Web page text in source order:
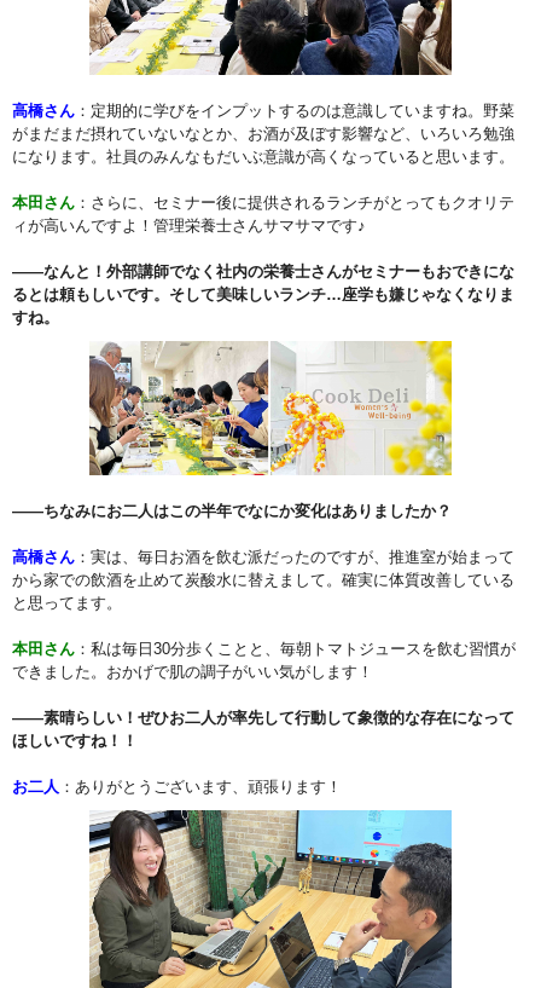
高橋さん ：定期的に学びをインプットするのは意識していますね。野菜
がまだまだ摂れていないなとか、お酒が及ぼす影響など、いろいろ勉強
になります。社員のみんなもだいぶ意識が高くなっていると思います。
本田さん ：さらに、セミナー後に提供されるランチがとってもクオリテ
ィが高いんですよ！管理栄養士さんサマサマです♪
――なんと！外部講師でなく社内の栄養士さんがセミナーもおできにな
るとは頼もしいです。そして美味しいランチ…座学も嫌じゃなくなりま
すね。
――ちなみにお二人はこの半年でなにか変化はありましたか？
高橋さん ：実は、毎日お酒を飲む派だったのですが、推進室が始まって
から家での飲酒を止めて炭酸水に替えまして。確実に体質改善している
と思ってます。
本田さん ：私は毎日30分歩くことと、毎朝トマトジュースを飲む習慣が
できました。おかげで肌の調子がいい気がします！
――素晴らしい！ぜひお二人が率先して行動して象徴的な存在になって
ほしいですね！！
お二人 ：ありがとうございます、頑張ります！